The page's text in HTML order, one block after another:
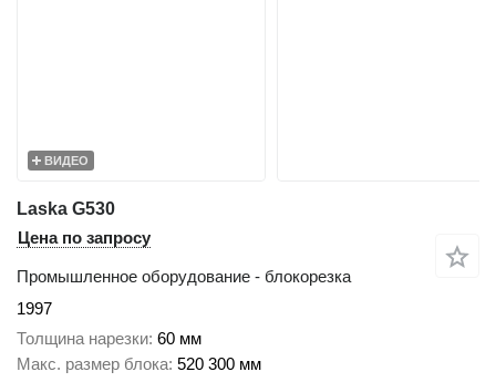
ВИДЕО
Laska G530
Цена по запросу
Промышленное оборудование - блокорезка
1997
Толщина нарезки 60 мм
Макс. размер блока 520 300 мм